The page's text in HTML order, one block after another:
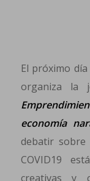
El próximo día
organiza la
economía
debatir sobre
COVID19
creativas y